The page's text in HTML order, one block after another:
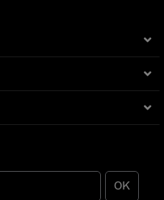
OK